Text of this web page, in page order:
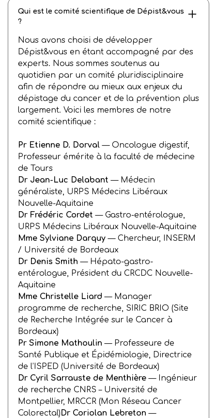
Qui est le comité scientifique de Dépist&vous
?
Nous avons choisi de développer
Dépist&vous en étant accompagné par des
experts. Nous sommes soutenus au
quotidien par un comité pluridisciplinaire
afin de répondre au mieux aux enjeux du
dépistage du cancer et de la prévention plus
largement. Voici les membres de notre
comité scientifique :
Pr Etienne D. Dorval — Oncologue digestif,
Professeur émérite à la faculté de médecine
de Tours
Dr Jean-Luc Delabant — Médecin
généraliste, URPS Médecins Libéraux
Nouvelle-Aquitaine
Dr Frédéric Cordet — Gastro-entérologue,
URPS Médecins Libéraux Nouvelle-Aquitaine
Mme Sylviane Darquy — Chercheur, INSERM
/ Université de Bordeaux
Dr Denis Smith — Hépato-gastro-
entérologue, Président du CRCDC Nouvelle-
Aquitaine
Mme Christelle Liard — Manager
programme de recherche, SIRIC BRIO (Site
de Recherche Intégrée sur le Cancer à
Bordeaux)
Pr Simone Mathoulin — Professeure de
Santé Publique et Épidémiologie, Directrice
de l’ISPED (Université de Bordeaux)
Dr Cyril Sarrauste de Menthière — Ingénieur
de recherche CNRS – Université de
Montpellier, MRCCR (Mon Réseau Cancer
Colorectal)Dr Coriolan Lebreton —